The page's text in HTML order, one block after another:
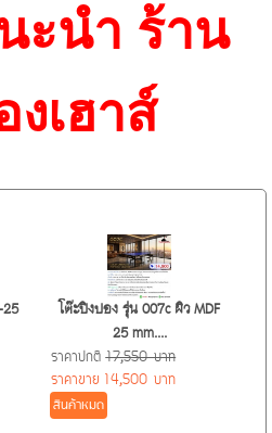
Extra Duty ช่วยให้คุณควบคุมทิศ
อบโจทย์ผู้เล่นที่ต้องการความแม่นยำ
กมการเล่น ไม่ว่าจะเป็นการฝึกซ้อม
ลูกเทนนิส Diadem Premier Extra
าะมันถูกสร้างมาเพื่อรองรับการใช้
ธิภาพสูงสุด
และยาวนานกว่า มาพร้อมราคาสุด
!
Extra Duty
Felt): ด้วยเทคโนโลยี Felt คุณภาพ
ล่นบนคอร์ทพื้นแข็ง (Hard Court) ที่
ได้ง่าย ช่วยให้คุณเล่นได้ยาวนานขึ้น
Bounce): ลูกเทนนิสนี้ออกแบบ
ม่นยำ ทำให้คุณคาดการณ์ทิศทางลูก
ต่ละครั้ง ไม่ว่าจะเป็นการเสิร์ฟ
ะนำ ร้าน
งเฮาส์
โต๊ะปิงปอง รุ่น 007c ผิว MDF
25 mm....
ราคาปกติ 17,550 บาท
ราคาขาย 14,500 บาท
สินค้าหมด